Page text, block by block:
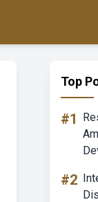
Top
#1
#2